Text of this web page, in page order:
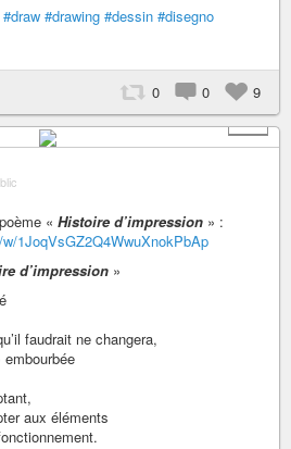
#draw #drawing #dessin #disegno
0 0
9
+ 1
« Histoire d’impression » :
1JoqVsGZ2Q4WwuXnokPbAp
d’impression »
faudrait ne changera,
aux éléments